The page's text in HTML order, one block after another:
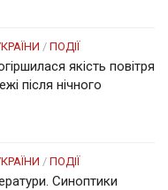
/ ПОДІЇ
якість повітря
після нічного
/ ПОДІЇ
Синоптики